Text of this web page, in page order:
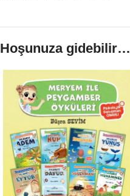
Hoşunuza gidebilir…